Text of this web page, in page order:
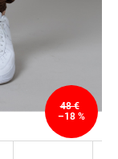
48 €
–18 %